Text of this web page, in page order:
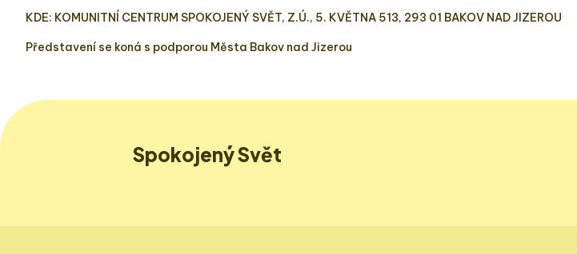
KDE: KOMUNITNÍ CENTRUM SPOKOJENÝ SVĚT, Z.Ú., 5. KVĚTNA 513, 293 01 BAKOV NAD JIZEROU
Představení se koná s podporou Města Bakov nad Jizerou
Spokojený Svět